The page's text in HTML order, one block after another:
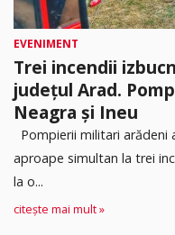
EVENIMENT
Trei incendii
județul Arad.
Neagra și Ineu
Pompierii militari arădeni
aproape simultan la trei
la o...
citește mai mult »